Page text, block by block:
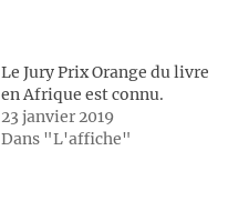
Le Jury Prix Orange du livre
en Afrique est connu.
23 janvier 2019
Dans "L'affiche"